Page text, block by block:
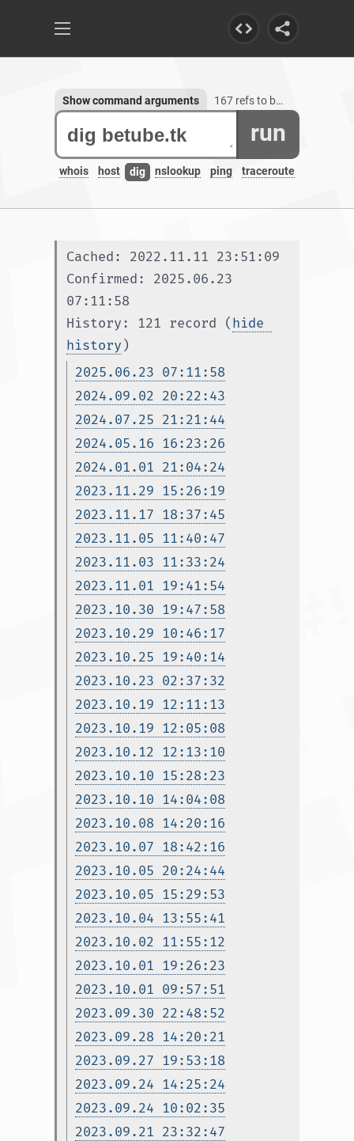
run
whois host dig nslookup ping traceroute
Show command arguments 167 refs to betube.tk, 1 subdomain
Cached: 2022.11.11 23:51:09
Confirmed: 2025.06.23
07:11:58
History: 121 record (hide
history )
2025.06.23 07:11:58
2024.09.02 20:22:43
2024.07.25 21:21:44
2024.05.16 16:23:26
2024.01.01 21:04:24
2023.11.29 15:26:19
2023.11.17 18:37:45
2023.11.05 11:40:47
2023.11.03 11:33:24
2023.11.01 19:41:54
2023.10.30 19:47:58
2023.10.29 10:46:17
2023.10.25 19:40:14
2023.10.23 02:37:32
2023.10.19 12:11:13
2023.10.19 12:05:08
2023.10.12 12:13:10
2023.10.10 15:28:23
2023.10.10 14:04:08
2023.10.08 14:20:16
2023.10.07 18:42:16
2023.10.05 20:24:44
2023.10.05 15:29:53
2023.10.04 13:55:41
2023.10.02 11:55:12
2023.10.01 19:26:23
2023.10.01 09:57:51
2023.09.30 22:48:52
2023.09.28 14:20:21
2023.09.27 19:53:18
2023.09.24 14:25:24
2023.09.24 10:02:35
2023.09.21 23:32:47